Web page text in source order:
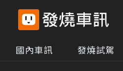
國內車訊 發燒試駕